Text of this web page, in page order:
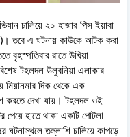
চালিয়ে ২০ হাজার পিস ইয়াবা
তবে এ ঘটনায় কাউকে আটক করা
বৃহস্পতিবার রাতে উখিয়া
টহলদল উলুবনিয়া এলাকার
দিক থেকে এক
করতে দেখা যায়। টহলদল ওই
পেয়ে হাতে থাকা একটি পোটলা
ঘটনাস্থলে তল্লাশি চালিয়ে কাপড়ে